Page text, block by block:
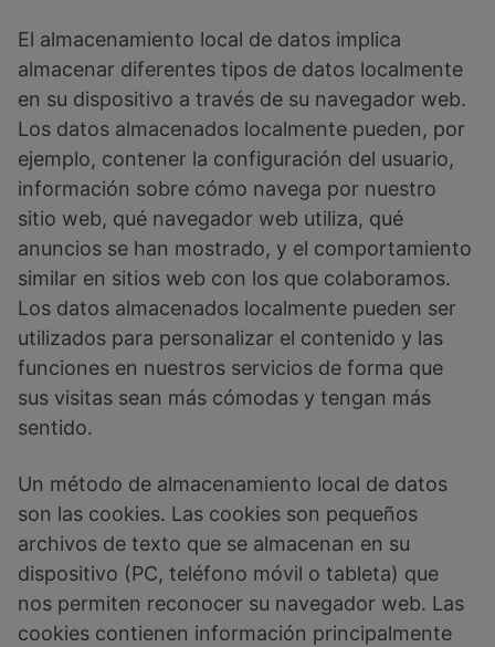
El almacenamiento local de datos implica
almacenar diferentes tipos de datos localmente
en su dispositivo a través de su navegador web.
Los datos almacenados localmente pueden, por
ejemplo, contener la configuración del usuario,
información sobre cómo navega por nuestro
sitio web, qué navegador web utiliza, qué
anuncios se han mostrado, y el comportamiento
similar en sitios web con los que colaboramos.
Los datos almacenados localmente pueden ser
utilizados para personalizar el contenido y las
funciones en nuestros servicios de forma que
sus visitas sean más cómodas y tengan más
sentido.
Un método de almacenamiento local de datos
son las cookies. Las cookies son pequeños
archivos de texto que se almacenan en su
dispositivo (PC, teléfono móvil o tableta) que
nos permiten reconocer su navegador web. Las
cookies contienen información principalmente